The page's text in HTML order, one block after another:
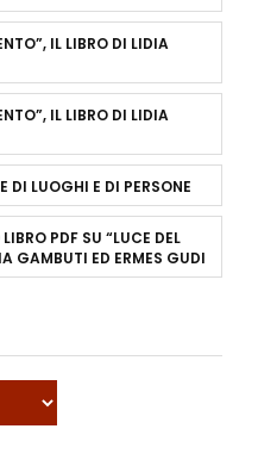
IL LIBRO DI LIDIA
IL LIBRO DI LIDIA
DI LUOGHI E DI PERSONE
PDF SU “LUCE DEL
GAMBUTI ED ERMES GUDI